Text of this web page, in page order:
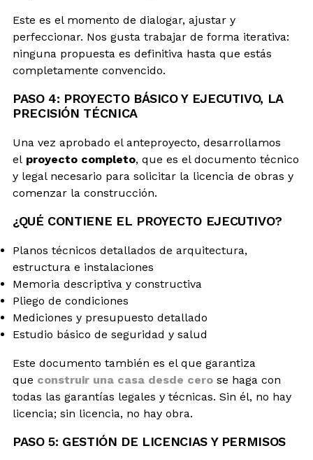
Este es el momento de dialogar, ajustar y
perfeccionar. Nos gusta trabajar de forma iterativa:
ninguna propuesta es definitiva hasta que estás
completamente convencido.
PASO 4: PROYECTO BÁSICO Y EJECUTIVO, LA
PRECISIÓN TÉCNICA
Una vez aprobado el anteproyecto, desarrollamos
el proyecto completo, que es el documento técnico
y legal necesario para solicitar la licencia de obras y
comenzar la construcción.
¿QUÉ CONTIENE EL PROYECTO EJECUTIVO?
Planos técnicos detallados de arquitectura,
estructura e instalaciones
Memoria descriptiva y constructiva
Pliego de condiciones
Mediciones y presupuesto detallado
Estudio básico de seguridad y salud
Este documento también es el que garantiza
que construir una casa desde cero se haga con
todas las garantías legales y técnicas. Sin él, no hay
licencia; sin licencia, no hay obra.
PASO 5: GESTIÓN DE LICENCIAS Y PERMISOS